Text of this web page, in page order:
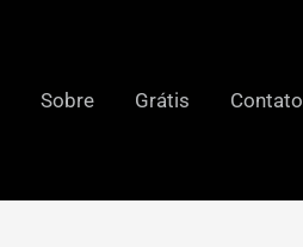
Sobre Grátis Contato